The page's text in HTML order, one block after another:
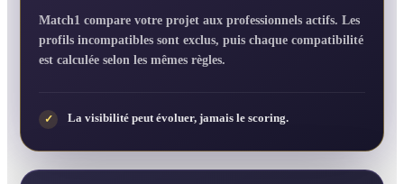
Match1 compare votre projet aux professionnels actifs. Les
profils incompatibles sont exclus, puis chaque compatibilité
est calculée selon les mêmes règles.
✓ La visibilité peut évoluer, jamais le scoring.